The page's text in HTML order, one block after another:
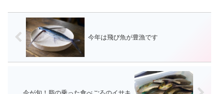
今年は飛び魚が豊漁です